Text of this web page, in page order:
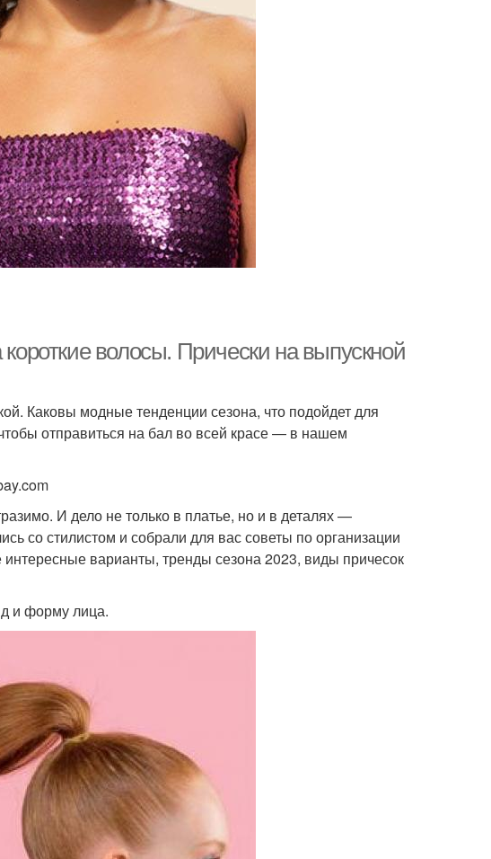
волосы. Прически на выпускной
Каковы модные тенденции сезона, что подойдет для
отправиться на бал во всей красе — в нашем
И дело не только в платье, но и в деталях —
со стилистом и собрали для вас советы по организации
варианты, тренды сезона 2023, виды причесок
и форму лица.